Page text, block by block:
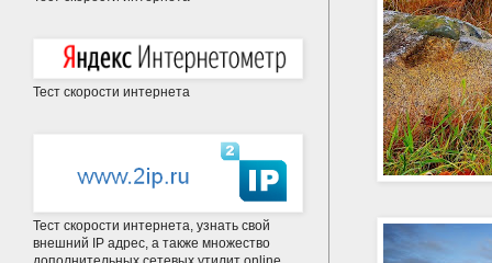
Тест скорости интернета
Тест скорости интернета, узнать свой
внешний IP адрес, а также множество